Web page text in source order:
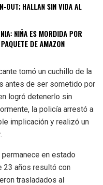
OUT; HALLAN SIN VIDA AL
NIÑA ES MORDIDA POR
DE AMAZON
tomó un cuchillo de la
antes de ser sometido por
logró detenerlo sin
la policía arrestó a
implicación y realizó un
en estado
23 años resultó con
trasladados al